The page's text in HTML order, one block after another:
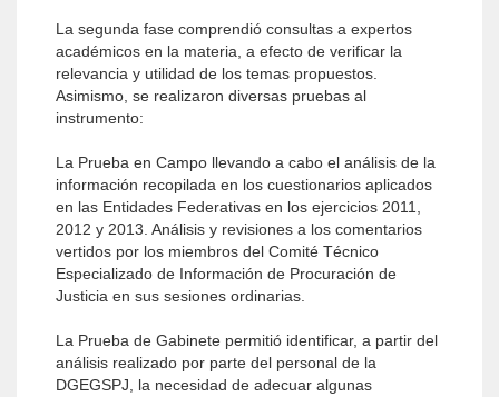
La segunda fase comprendió consultas a expertos
académicos en la materia, a efecto de verificar la
relevancia y utilidad de los temas propuestos.
Asimismo, se realizaron diversas pruebas al
instrumento:
La Prueba en Campo llevando a cabo el análisis de la
información recopilada en los cuestionarios aplicados
en las Entidades Federativas en los ejercicios 2011,
2012 y 2013. Análisis y revisiones a los comentarios
vertidos por los miembros del Comité Técnico
Especializado de Información de Procuración de
Justicia en sus sesiones ordinarias.
La Prueba de Gabinete permitió identificar, a partir del
análisis realizado por parte del personal de la
DGEGSPJ, la necesidad de adecuar algunas